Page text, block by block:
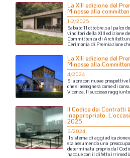
La XIII edizione del
Minosse alla
1-2/2025
Sabato11 ottobre,sul palco
vincitori della XIII edizione
Committenza di
Cerimonia di Premiazione
La XIII edizione del
Minosse alla
4/2024
Si aprecon nuove prospettive
chesi assegnerà comedi
Vicenza. Il successo raggiunto
Il Codice dei Contratti
inappropriato.
2025
3/2024
Il sistema di aggiudicazionee
sta assumendo una
determinata propriodal
nacquecon il difetto